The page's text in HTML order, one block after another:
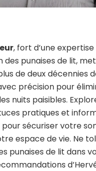
, fort d’une
des punaises de lit,
de deux décennies
précision pour
nuits paisibles.
pratiques et
pour sécuriser votre
espace de vie. Ne
punaises de lit dans